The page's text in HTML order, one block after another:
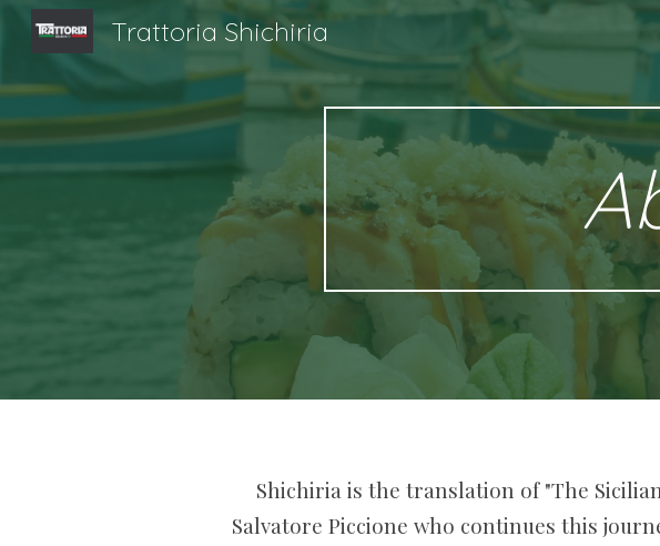
Skip to main content
Trattoria Shichiria
Shichiria is the translation of "The
Salvatore Piccione who continues this